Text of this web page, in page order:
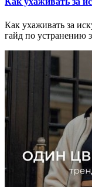
Как ухаживать за
гайд по устранению